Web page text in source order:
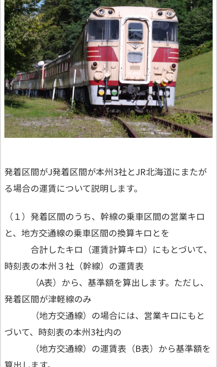
発着区間がJ発着区間が本州3社とJR北海道にまたが
る場合の運賃について説明します。
（１）発着区間のうち、幹線の乗車区間の営業キロ
と、地方交通線の乗車区間の換算キロとを
合計したキロ（運賃計算キロ）にもとづいて、
時刻表の本州３社（幹線）の運賃表
（A表）から、基準額を算出します。ただし、
発着区間が津軽線のみ
（地方交通線）の場合には、営業キロにもと
づいて、時刻表の本州3社内の
（地方交通線）の運賃表（B表）から基準額を
算出します。